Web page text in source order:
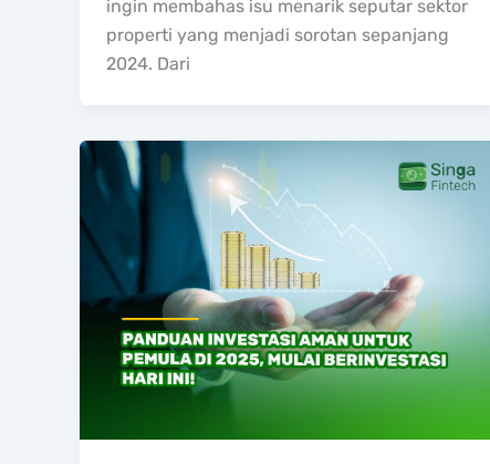
ingin membahas isu menarik seputar sektor
properti yang menjadi sorotan sepanjang
2024. Dari